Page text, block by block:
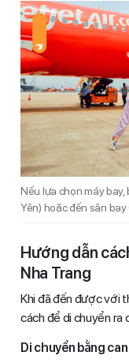
Nếu lựa chọn máy bay,
Yên) hoặc đến sân
Hướng dẫn
Nha Trang
Khi đã đến được với
cách để di chuyển ra
Di chuyển bằng